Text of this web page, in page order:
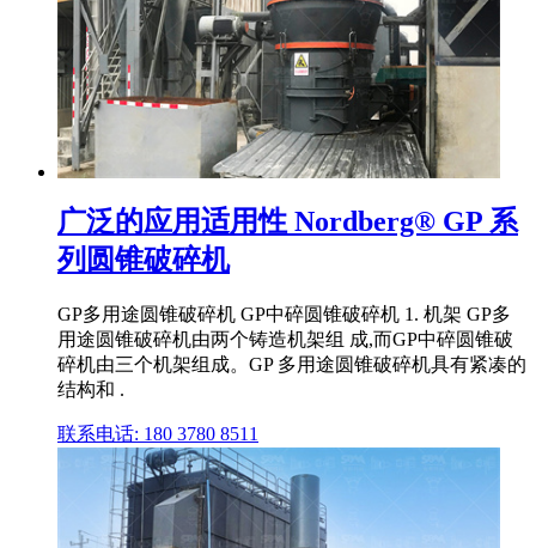
广泛的应用适用性 Nordberg® GP 系
列圆锥破碎机
GP多用途圆锥破碎机 GP中碎圆锥破碎机 1. 机架 GP多
用途圆锥破碎机由两个铸造机架组 成,而GP中碎圆锥破
碎机由三个机架组成。GP 多用途圆锥破碎机具有紧凑的
结构和 .
联系电话: 180 3780 8511